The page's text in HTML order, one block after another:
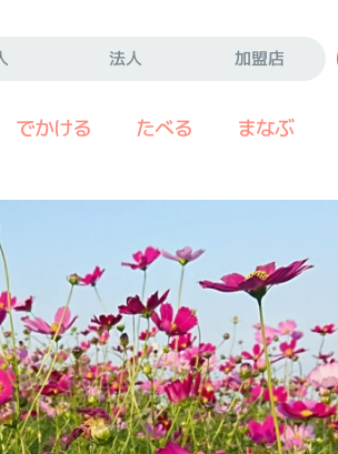
法人 加盟店
でかける たべる まなぶ